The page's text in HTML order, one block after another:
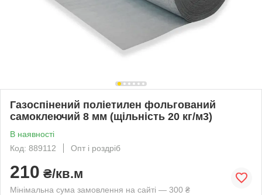
Газоспінений поліетилен фольгований
самоклеючий 8 мм (щільність 20 кг/м3)
В наявності
Код: 889112
Опт і роздріб
210 ₴/кв.м
Мінімальна сума замовлення на сайті — 300 ₴